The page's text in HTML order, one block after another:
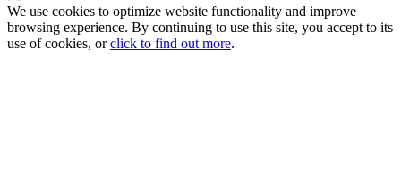
We use cookies to optimize website functionality and improve
browsing experience. By continuing to use this site, you accept to its
use of cookies, orclick to find out more.